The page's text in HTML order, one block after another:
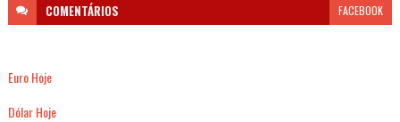
COMENTÁRIOS FACEBOOK
Euro Hoje
Dólar Hoje